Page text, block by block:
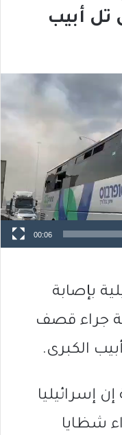
تل أبيب
00:06
بإصابة
جراء قصف
الكبرى.
إن إسرائيليا
شظايا